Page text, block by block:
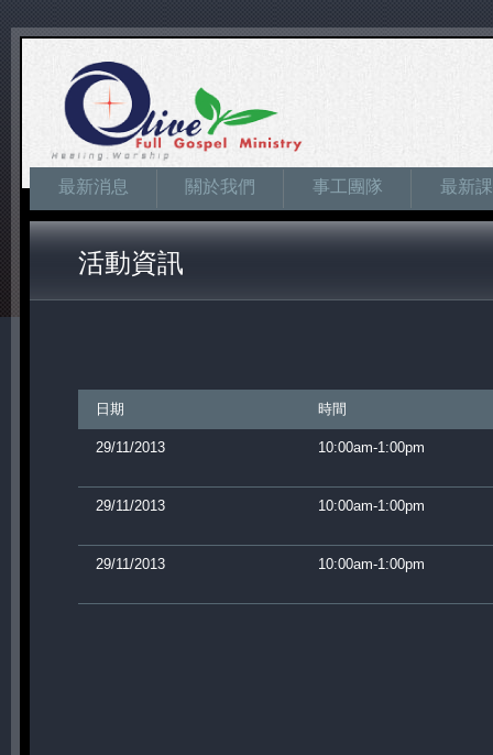
最新消息 關於我們 事工團隊 最新
活動資訊
日期 時間
29/11/2013 10:00am-1:00pm
29/11/2013 10:00am-1:00pm
29/11/2013 10:00am-1:00pm